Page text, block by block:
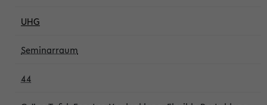
UHG
Seminarraum
44